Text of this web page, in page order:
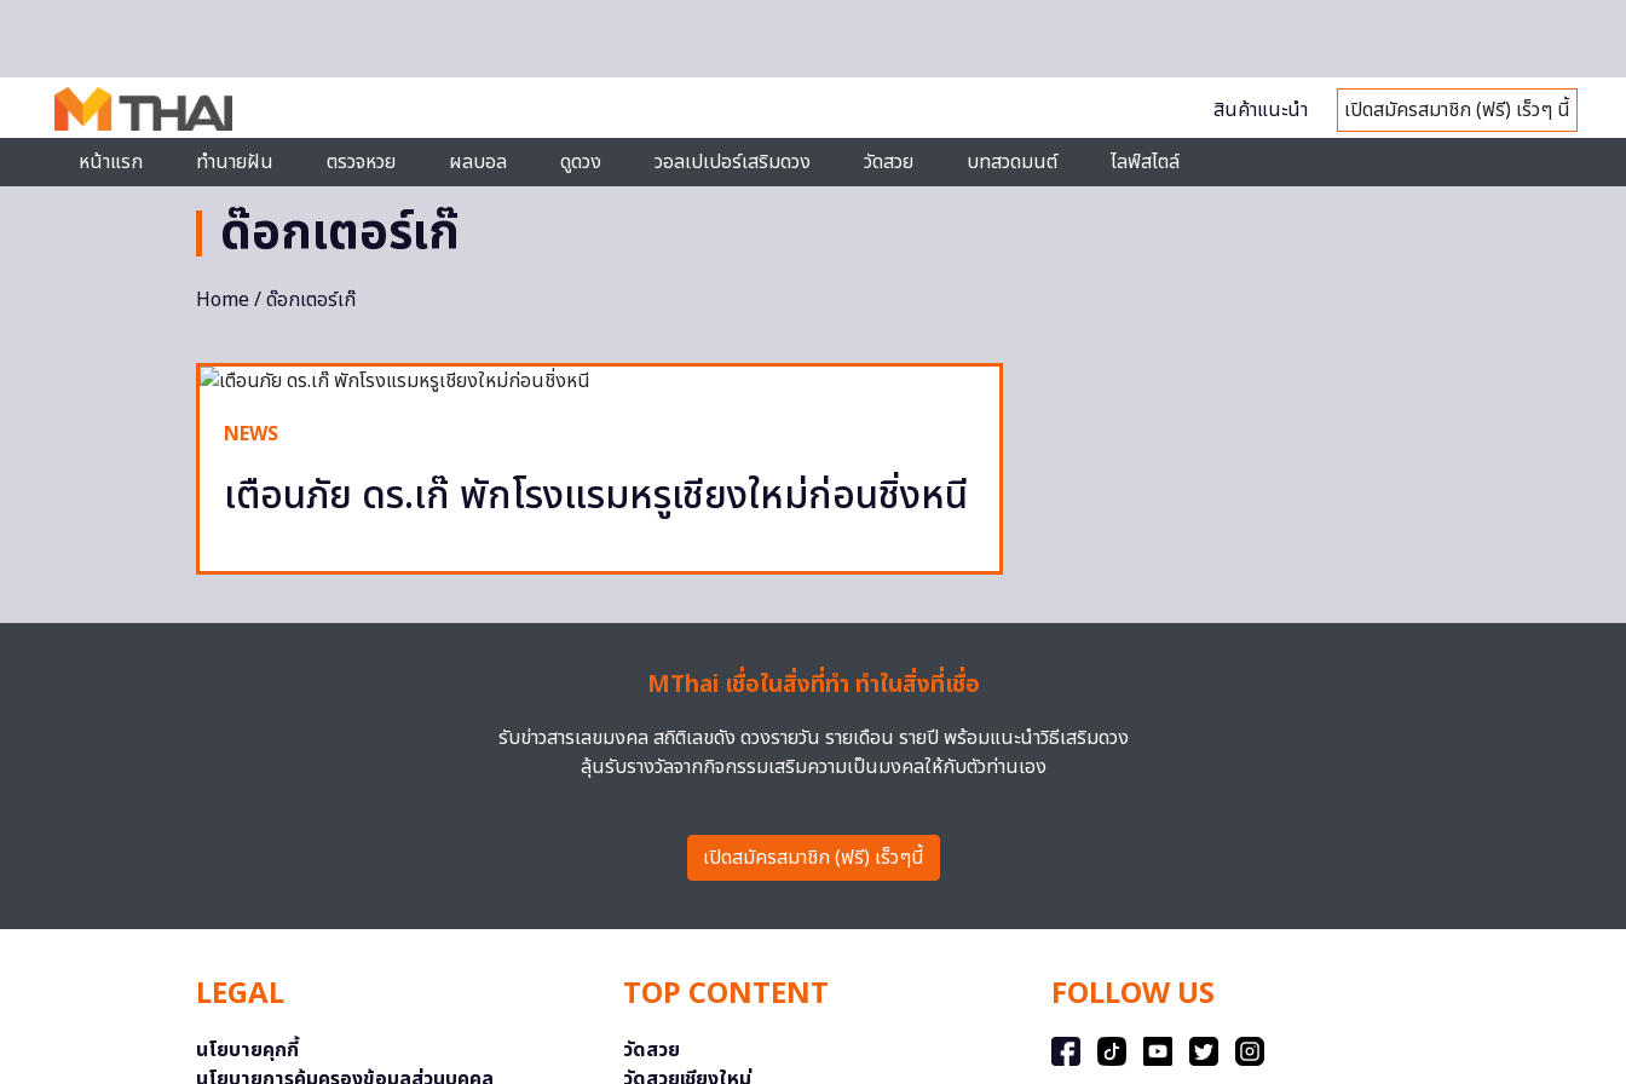
สินค้าแนะนำ
เปิดสมัครสมาชิก (ฟรี) เร็วๆ นี้
หน้าแรก
ทำนายฝัน ตรวจหวย ผลบอล ดูดวง วอลเปเปอร์เสริมดวง วัดสวย บทสวดมนต์ ไลฟ์สไตล์
ด๊อกเตอร์เก๊
Home/ ด๊อกเตอร์เก๊
NEWS
เตือนภัย ดร.เก๊ พักโรงแรมหรูเชียงใหม่ก่อนชิ่งหนี
MThai เชื่อในสิ่งที่ทำ ทำในสิ่งที่เชื่อ
รับข่าวสารเลขมงคล สถิติเลขดัง ดวงรายวัน รายเดือน รายปี พร้อมแนะนำวิธีเสริมดวง
ลุ้นรับรางวัลจากกิจกรรมเสริมความเป็นมงคลให้กับตัวท่านเอง
เปิดสมัครสมาชิก (ฟรี) เร็วๆนี้
LEGAL
นโยบายคุกกี้
TOP CONTENT
วัดสวย
FOLLOW US